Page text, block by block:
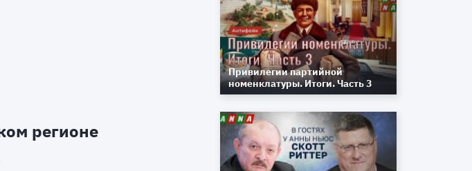
регионе
Привилегии партийной
номенклатуры. Итоги. Часть 3